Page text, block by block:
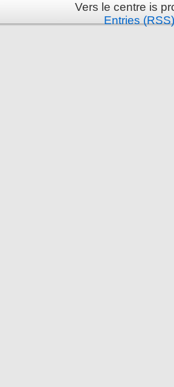
Vers le centre is
Entries (RSS)